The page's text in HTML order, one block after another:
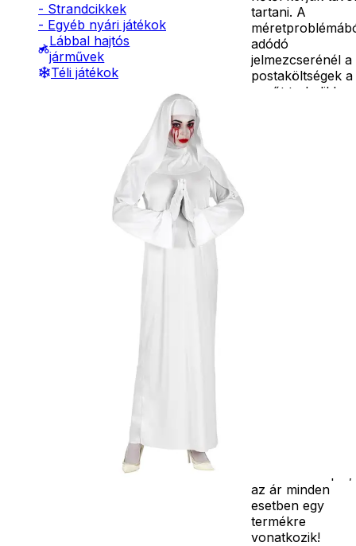
- Strandcikkek
- Egyéb nyári játékok
Lábbal hajtós
járművek
Téli játékok
Egyéb
tartani. A
adódó
jelmezcserénél a
postaköltségek a
vevőt terhelik!
az ár minden
esetben egy
termékre
vonatkozik!